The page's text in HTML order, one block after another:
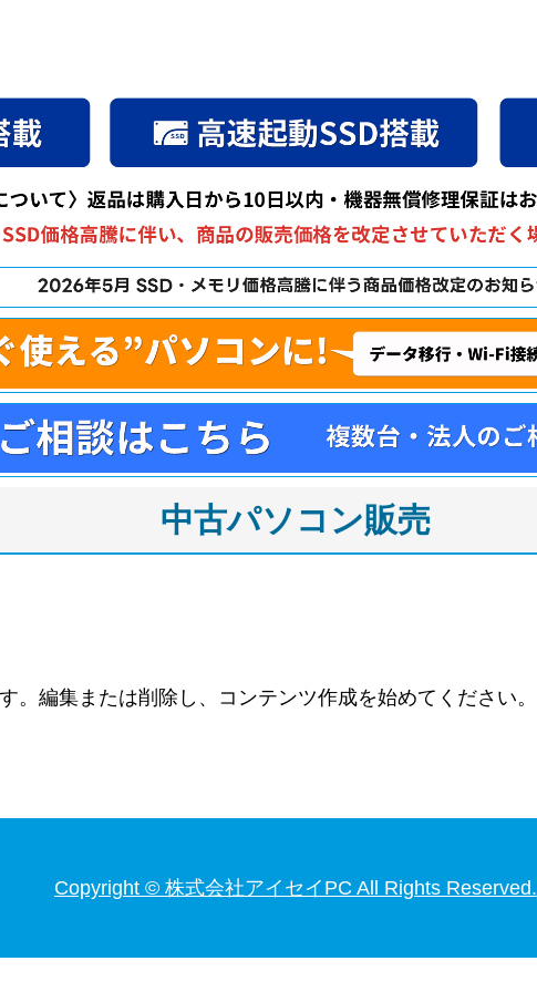
中古パソコン販売
編集または削除し、コンテンツ作成を始めてください。
Copyright © 株式会社アイセイPC All Rights Reserved.